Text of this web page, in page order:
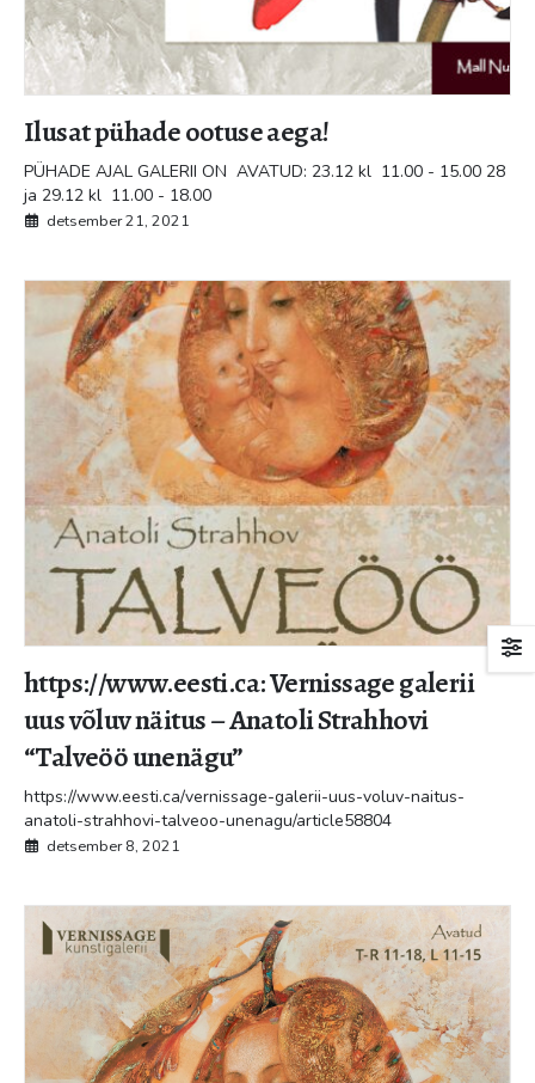
Ilusat pühade ootuse aega!
PÜHADE AJAL GALERII ON AVATUD: 23.12 kl 11.00 - 15.00 28
ja 29.12 kl 11.00 - 18.00
detsember 21, 2021
https://www.eesti.ca: Vernissage galerii
uus võluv näitus – Anatoli Strahhovi
“Talveöö unenägu”
https://www.eesti.ca/vernissage-galerii-uus-voluv-naitus-
anatoli-strahhovi-talveoo-unenagu/article58804
detsember 8, 2021